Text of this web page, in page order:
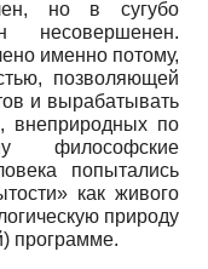
но в сугубо
именно потому,
позволяющей
и вырабатывать
внеприродных по
философские
попытались
как живого
природу
программе.